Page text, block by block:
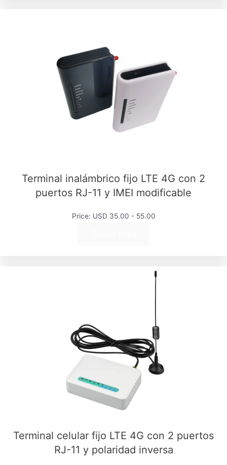
Terminal inalámbrico fijo LTE 4G con 2
puertos RJ-11 y IMEI modificable
Price: USD 35.00 - 55.00
Terminal celular fijo LTE 4G con 2 puertos
RJ-11 y polaridad inversa